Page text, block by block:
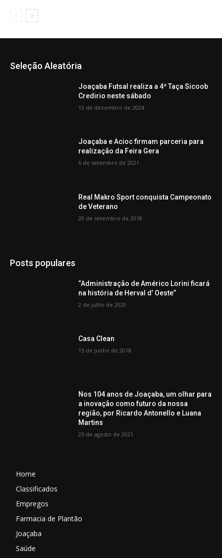
Seleção Aleatória
Joaçaba Futsal realiza a 4ª Taça Sicoob
Credirio neste sábado
13 de dezembro de 2024
Joaçaba e Acioc firmam parceria para
realização da Feira Gera
6 de setembro de 2021
Real Makro Sport conquista Campeonato
de Veterano
20 de setembro de 2018
Posts populares
“Administração de Américo Lorini ficará
na história de Herval d’ Oeste”
2 de julho de 2020
Casa Clean
15 de junho de 2018
Nos 104 anos de Joaçaba, um olhar para
a inovação como futuro da nossa
região, por Ricardo Antonello e Luana
Martins
25 de agosto de 2021
Home
Classificados
Empregos
Farmacia de Plantão
Joaçaba
Saúde